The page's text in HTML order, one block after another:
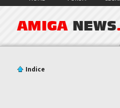
AMIGA NEWS
Indice